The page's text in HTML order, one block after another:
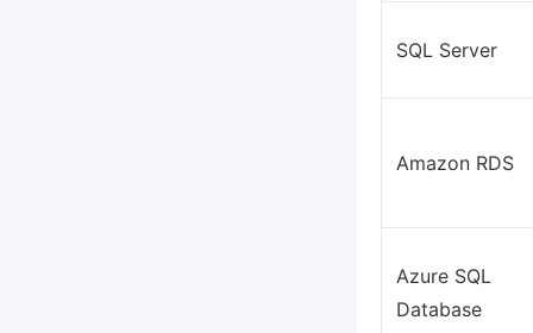
SQL Server
Amazon RDS
Azure SQL
Database